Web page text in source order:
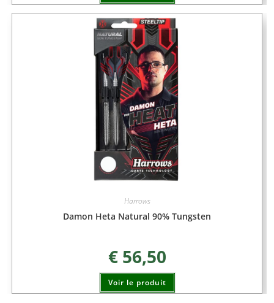
Harrows
Damon Heta Natural 90% Tungsten
€56,50
Voir le produit